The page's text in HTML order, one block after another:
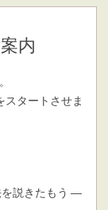
内
スタートさせま
説きたもう ―